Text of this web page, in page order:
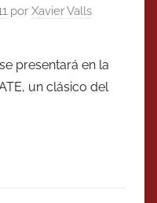
por Xavier Valls
presentará en la
un clásico del